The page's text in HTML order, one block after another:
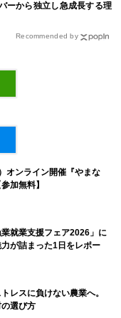
ーから独立し急成長する理
Recommended by
オンライン開催『やまな
加無料】
就業支援フェア2026」に
が詰まった1日をレポー
レスに負けない農業へ。
選び方